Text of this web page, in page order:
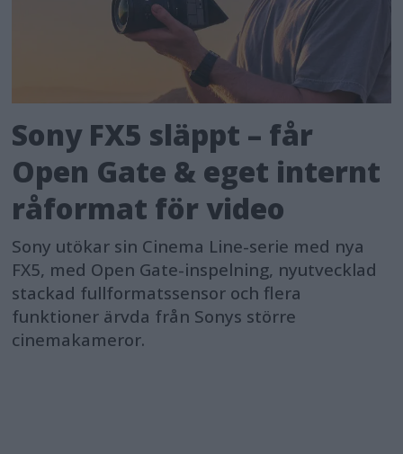
Sony FX5 släppt – får
Open Gate & eget internt
råformat för video
Sony utökar sin Cinema Line-serie med nya
FX5, med Open Gate-inspelning, nyutvecklad
stackad fullformatssensor och flera
funktioner ärvda från Sonys större
cinemakameror.